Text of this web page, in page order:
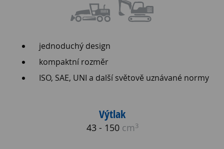
jednoduchý design
kompaktní rozměr
ISO, SAE, UNI a další světově uznávané normy
Výtlak
43 - 150 cm3